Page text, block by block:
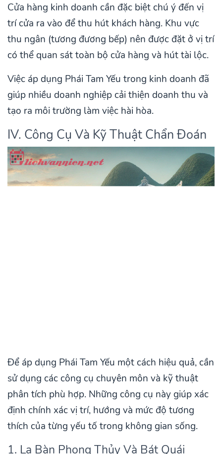
Cửa hàng kinh doanh cần đặc biệt chú ý đến vị
trí cửa ra vào để thu hút khách hàng. Khu vực
thu ngân (tương đương bếp) nên được đặt ở vị trí
có thể quan sát toàn bộ cửa hàng và hút tài lộc.
Việc áp dụng Phái Tam Yếu trong kinh doanh đã
giúp nhiều doanh nghiệp cải thiện doanh thu và
tạo ra môi trường làm việc hài hòa.
IV. Công Cụ Và Kỹ Thuật Chẩn Đoán
Để áp dụng Phái Tam Yếu một cách hiệu quả, cần
sử dụng các công cụ chuyên môn và kỹ thuật
phân tích phù hợp. Những công cụ này giúp xác
định chính xác vị trí, hướng và mức độ tương
thích của từng yếu tố trong không gian sống.
1. La Bàn Phong Thủy Và Bát Quái